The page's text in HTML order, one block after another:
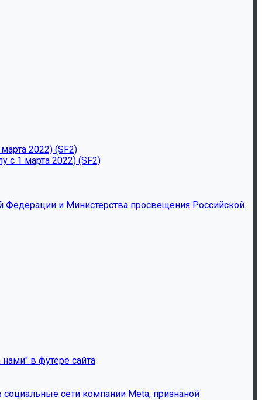
2022) (SF2)
с 1 марта 2022) (SF2)
и Министерства просвещения Российской
в футере сайта
сети компании Meta, признаной